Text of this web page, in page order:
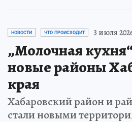
НОВОСТИ ЧТО ПРОИСХОДИТ 3 июля
„Молочная
новые районы
края
Хабаровский район и
стали новыми